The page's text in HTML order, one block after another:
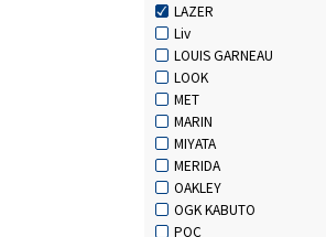
LAZER
Liv
LOUIS GARNEAU
LOOK
MET
MARIN
MIYATA
MERIDA
OAKLEY
OGK KABUTO
POC